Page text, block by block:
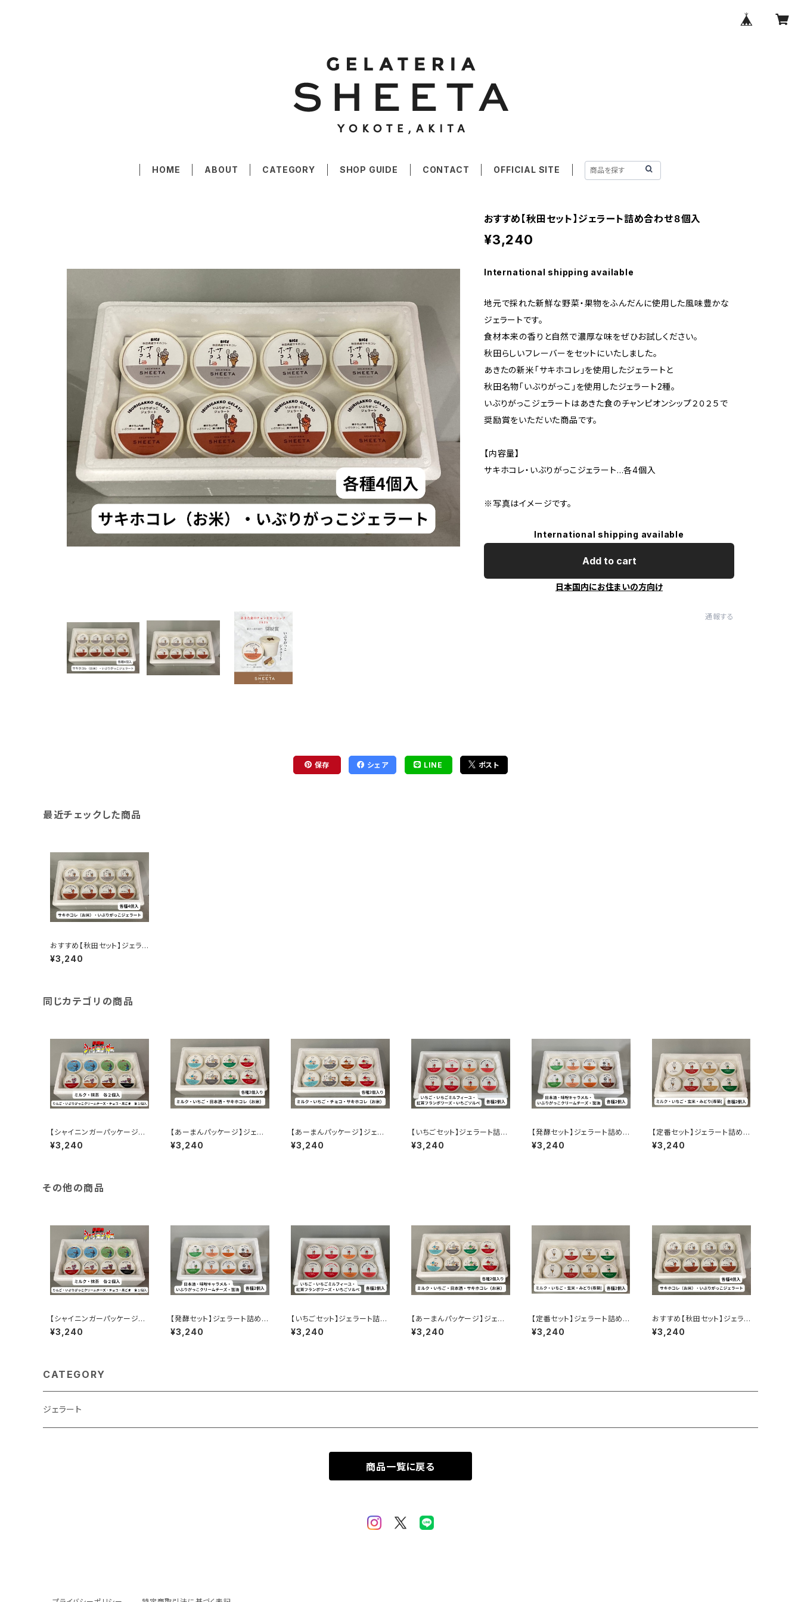
HOME ABOUT CATEGORY SHOP GUIDE CONTACT OFFICIAL SITE
おすすめ【秋田セット】ジェラート詰め合わせ８個入
¥3,240
International shipping available
地元で採れた新鮮な野菜・果物をふんだんに使用した風味豊かな
ジェラートです。
食材本来の香りと自然で濃厚な味をぜひお試しください。
秋田らしいフレーバーをセットにいたしました。
あきたの新米「サキホコレ」を使用したジェラートと
秋田名物「いぶりがっこ」を使用したジェラート2種。
いぶりがっこジェラートはあきた食のチャンピオンシップ２０２５で
奨励賞をいただいた商品です。
【内容量】
サキホコレ・いぶりがっこジェラート…各4個入
※写真はイメージです。
International shipping available
Add to cart
日本国内にお住まいの方向け
通報する
保存 シェア LINE ポスト
最近チェックした商品
おすすめ【秋田セット】ジェラ
ート詰め合わせ８個入
¥3,240
同じカテゴリの商品
【シャイニンガーパッケージ】
ジェラート詰め合わせ８個入
¥3,240
【あーまんパッケージ】ジェラ
ート詰め合わせ8個入②
¥3,240
【あーまんパッケージ】ジェラ
ート詰め合わせ8個入①
¥3,240
【いちごセット】ジェラート詰め
合せ8個入り
¥3,240
【発酵セット】ジェラート詰め合
せ8個入り
¥3,240
【定番セット】ジェラート詰め合
わせ8個入り
¥3,240
その他の商品
【シャイニンガーパッケージ】
ジェラート詰め合わせ８個入
¥3,240
【発酵セット】ジェラート詰め合
せ8個入り
¥3,240
【いちごセット】ジェラート詰め
合せ8個入り
¥3,240
【あーまんパッケージ】ジェラ
ート詰め合わせ8個入②
¥3,240
【定番セット】ジェラート詰め合
わせ8個入り
¥3,240
おすすめ【秋田セット】ジェラ
ート詰め合わせ８個入
¥3,240
CATEGORY
ジェラート
商品一覧に戻る